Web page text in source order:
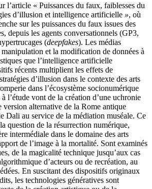
l’article « Puissances du faux, faiblesses du
d’illusion et intelligence artificielle », où
sur les puissances du faux issues des
depuis les agents conversationnels (GP3,
(deepfakes). Les médias
et la modification de données à
que l’intelligence artificielle
récents multiplient les effets de
d’illusion dans le contexte des arts
dans l’écosystème socionumérique
l’étude vont de la création d’une uchronie
version alternative de la Rome antique
Dali au service de la médiation muséale. Ce
question de la résurrection numérique,
intermédiale dans le domaine des arts
de l’image à la mortalité. Sont examinés
de la magicalité technique jusqu’aux cas
d’acteurs ou de recréation, au
En suscitant des dispositifs originaux
les technologies génératives sont